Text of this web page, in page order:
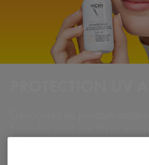
actifs, nos produits protègent
UVA/UVB tout en